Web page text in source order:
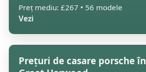
Preț mediu: £267 • 56 modele
Vezi
Prețuri de casare porsche în